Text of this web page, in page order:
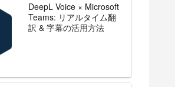
DeepL Voice × Microsoft
Teams: リアルタイム翻
訳 & 字幕の活用方法